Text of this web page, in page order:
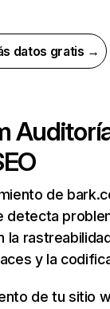
datos gratis →
de
detecta
la
y la
de tu sitio